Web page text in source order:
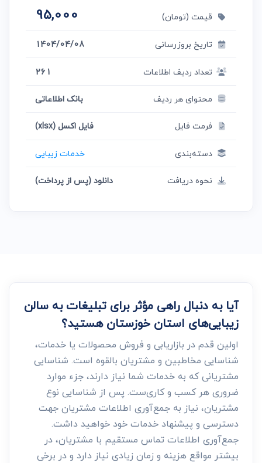
قیمت (تومان) 95,000
تاریخ بروزرسانی
1404/04/08
تعداد ردیف اطلاعات
261
محتوای هر ردیف
بانک اطلاعاتی
فرمت فایل
فایل اکسل (xlsx)
دسته‌بندی
خدمات زیبایی
نحوه دریافت
دانلود (پس از پرداخت)
آیا به دنبال راهی مؤثر برای تبلیغات به سالن
زیبایی‌های استان خوزستان هستید؟
اولین قدم در بازاریابی و فروش محصولات یا خدمات،
شناسایی مخاطبین و مشتریان بالقوه است. شناسایی
مشتریانی که به خدمات شما نیاز دارند، جزء موارد
ضروری هر کسب و کاری‌ست. پس از شناسایی نوع
مشتریان، نیاز به جمع‌آوری اطلاعات مشتریان جهت
دسترسی و پیشنهاد خدمات خود خواهید داشت.
جمع‌آوری اطلاعات تماس مستقیم با مشتریان، در
بیشتر مواقع هزینه و زمان زیادی نیاز دارد و در برخی